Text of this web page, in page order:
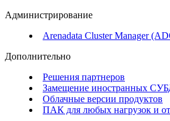
Администрирование
Arenadata Cluster Manager
Дополнительно
Решения партнеров
Замещение иностранных
Облачные версии продуктов
ПАК для любых нагрузок и